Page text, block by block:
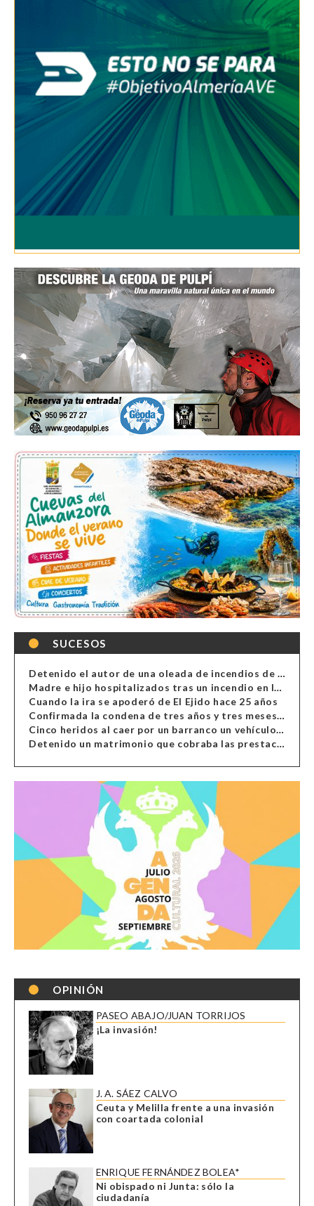
SUCESOS
Detenido el autor de una oleada de incendios de contenedores en Almería
Madre e hijo hospitalizados tras un incendio en la cocina de una vivienda en Almería
Cuando la ira se apoderó de El Ejido hace 25 años
Confirmada la condena de tres años y tres meses al hombre de Antas acusado de xenofobia
Cinco heridos al caer por un barranco un vehículo en Alcolea
Detenido un matrimonio que cobraba las prestaciones de ilegales en Almería, Granada, Málaga, Huelva y Murcia
OPINIÓN
PASEO ABAJO/JUAN TORRIJOS
¡La invasión!
J. A. SÁEZ CALVO
Ceuta y Melilla frente a una invasión
con coartada colonial
ENRIQUE FERNÁNDEZ BOLEA*
Ni obispado ni Junta: sólo la
ciudadanía